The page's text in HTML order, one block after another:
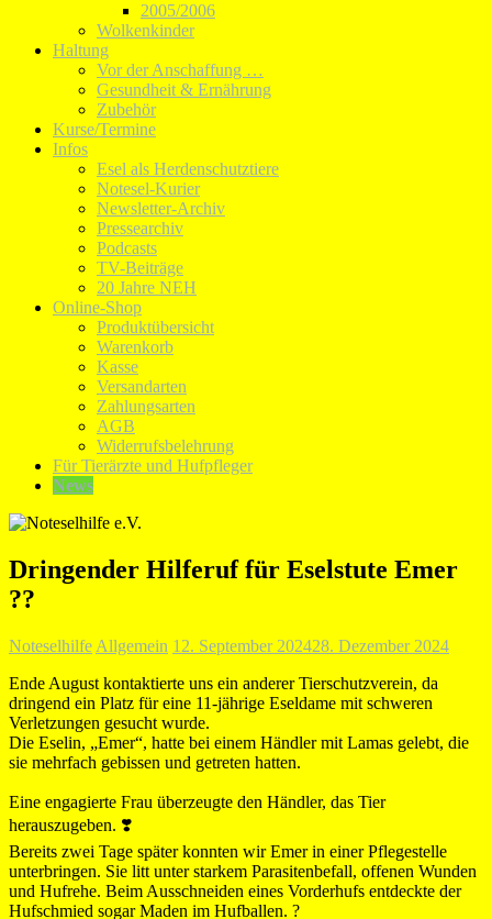
2005/2006
Wolkenkinder
Haltung
Vor der Anschaffung …
Gesundheit & Ernährung
Zubehör
Kurse/Termine
Infos
Esel als Herdenschutztiere
Notesel-Kurier
Newsletter-Archiv
Pressearchiv
Podcasts
TV-Beiträge
20 Jahre NEH
Online-Shop
Produktübersicht
Warenkorb
Kasse
Versandarten
Zahlungsarten
AGB
Widerrufsbelehrung
Für Tierärzte und Hufpfleger
News
Dringender Hilferuf für Eselstute Emer
??
Noteselhilfe Allgemein 12. September 202428. Dezember 2024
Ende August kontaktierte uns ein anderer Tierschutzverein, da
dringend ein Platz für eine 11-jährige Eseldame mit schweren
Verletzungen gesucht wurde.
Die Eselin, „Emer“, hatte bei einem Händler mit Lamas gelebt, die
sie mehrfach gebissen und getreten hatten.
Eine engagierte Frau überzeugte den Händler, das Tier
herauszugeben. ❣️
Bereits zwei Tage später konnten wir Emer in einer Pflegestelle
unterbringen. Sie litt unter starkem Parasitenbefall, offenen Wunden
und Hufrehe. Beim Ausschneiden eines Vorderhufs entdeckte der
Hufschmied sogar Maden im Hufballen. ?